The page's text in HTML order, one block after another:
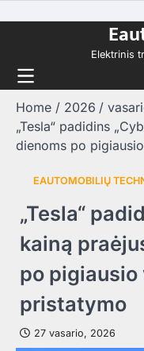
Elektrinis
Home 2026
„Tesla“ padidins
dienoms po
EAUTOMOBILIŲ
„Tesla“
kainą
po
pristatymo
27 vasario, 2026